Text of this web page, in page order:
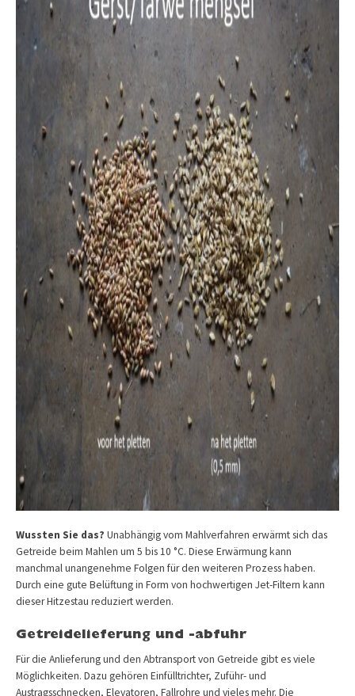
Wussten Sie das? Unabhängig vom Mahlverfahren erwärmt sich das
Getreide beim Mahlen um 5 bis 10 °C. Diese Erwärmung kann
manchmal unangenehme Folgen für den weiteren Prozess haben.
Durch eine gute Belüftung in Form von hochwertigen Jet-Filtern kann
dieser Hitzestau reduziert werden.
Getreidelieferung und -abfuhr
Für die Anlieferung und den Abtransport von Getreide gibt es viele
Möglichkeiten. Dazu gehören Einfülltrichter, Zuführ- und
Austragsschnecken, Elevatoren, Fallrohre und vieles mehr. Die